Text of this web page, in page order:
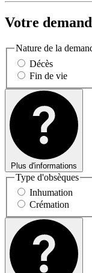
Votre
Nature de la
Décès
Fin de vie
Plus d'informations
Type d'obsèques
Inhumation
Crémation